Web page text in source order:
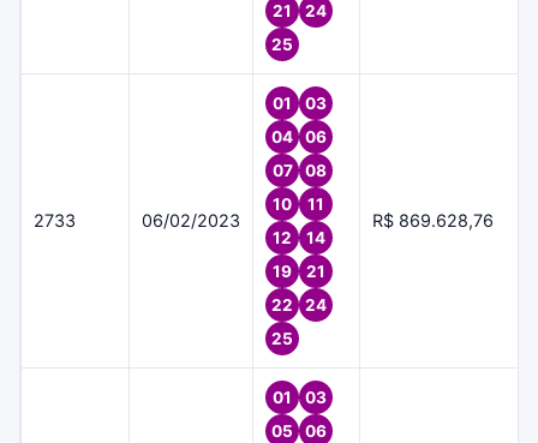
21
24
25
2733 06/02/2023
01
03
04
06
07
08
10
11
12
14
19
21
22
24
25
R$ 869.628,76
01
03
05
06